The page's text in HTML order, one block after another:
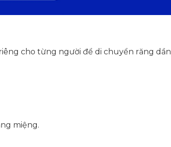
cho từng người để di chuyển răng dần
miệng.